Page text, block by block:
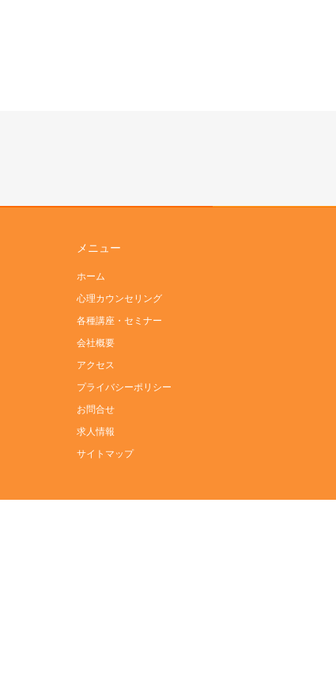
メニュー
ホーム
心理カウンセリング
各種講座・セミナー
会社概要
アクセス
プライバシーポリシー
お問合せ
求人情報
サイトマップ